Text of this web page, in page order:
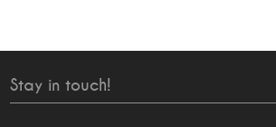
Stay in touch!